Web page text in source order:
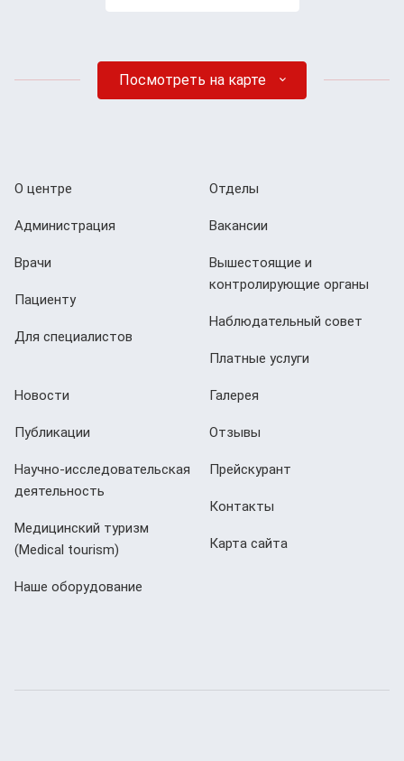
Посмотреть на карте
О центре
Администрация
Врачи
Пациенту
Для специалистов
Отделы
Вакансии
Вышестоящие и
контролирующие органы
Наблюдательный совет
Платные услуги
Новости
Публикации
Научно-исследовательская
деятельность
Медицинский туризм
(Мedical tourism)
Наше оборудование
Галерея
Отзывы
Прейскурант
Контакты
Карта сайта